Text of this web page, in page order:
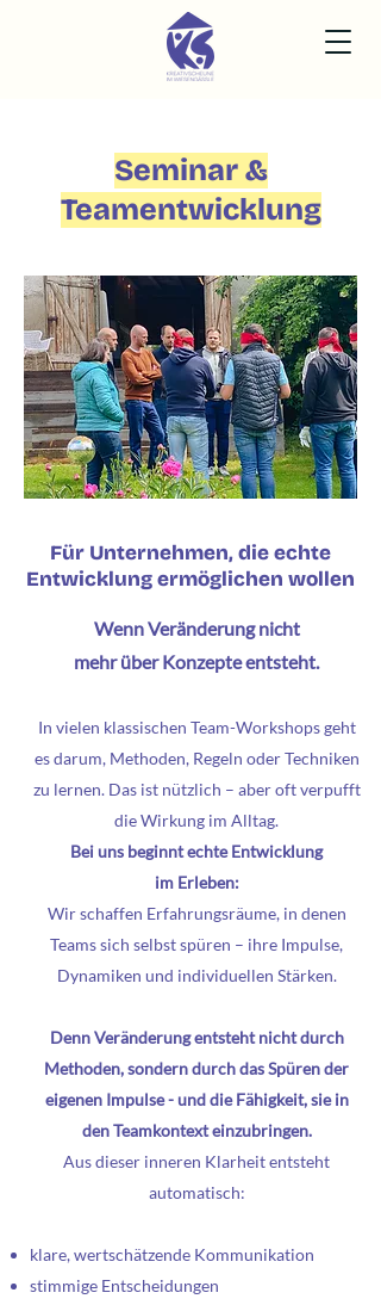
Seminar &
Teamentwicklung
Für Unternehmen, die echte
Entwicklung ermöglichen wollen
Wenn Veränderung nicht
mehr über Konzepte entsteht.
In vielen klassischen Team-Workshops geht
es darum, Methoden, Regeln oder Techniken
zu lernen. Das ist nützlich – aber oft verpufft
die Wirkung im Alltag.
Bei uns beginnt echte Entwicklung
im Erleben:
Wir schaffen Erfahrungsräume, in denen
Teams sich selbst spüren – ihre Impulse,
Dynamiken und individuellen Stärken.
Denn Veränderung entsteht nicht durch
Methoden, sondern durch das Spüren der
eigenen Impulse - und die Fähigkeit, sie in
den Teamkontext einzubringen.
Aus dieser inneren Klarheit entsteht
automatisch:
klare, wertschätzende Kommunikation
stimmige Entscheidungen